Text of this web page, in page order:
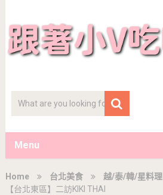
Menu
Home 台北美食
越/泰/韓/星料理
【台北東區】二訪KIKI THAI